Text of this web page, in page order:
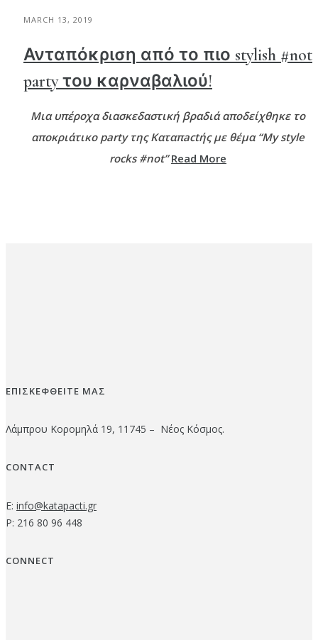
MARCH 13, 2019
Ανταπόκριση από το πιο stylish #not
party του καρναβαλιού!
Μια υπέροχα διασκεδαστική βραδιά αποδείχθηκε το
αποκριάτικο party της Καταπactής με θέμα “My style
rocks #not”Read More
ΕΠΙΣΚΕΦΘΕΙΤΕ ΜΑΣ
Λάμπρου Κορομηλά 19, 11745 – Νέος Κόσμος.
CONTACT
E: info@katapacti.gr
P: 216 80 96 448
CONNECT